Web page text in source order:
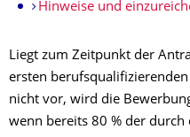
Hinweise und
Liegt zum Zeitpunkt der
ersten
nicht vor, wird die
wenn bereits 80 % der durch